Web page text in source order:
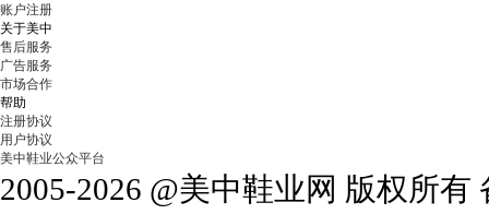
账户注册
关于美中
售后服务
广告服务
市场合作
帮助
注册协议
用户协议
美中鞋业公众平台
2005-2026 @美中鞋业网 版权所有